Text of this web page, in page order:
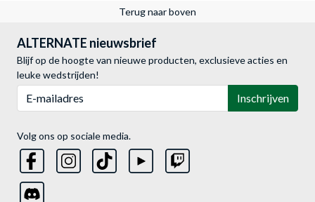
Terug naar boven
ALTERNATE nieuwsbrief
Blijf op de hoogte van nieuwe producten, exclusieve acties en
leuke wedstrijden!
Inschrijven
Volg ons op sociale media.